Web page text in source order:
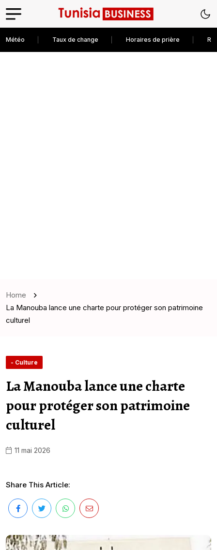
Météo Taux de change Horaires de prière
Home
La Manouba lance une charte pour protéger son patrimoine
culturel
- Culture
La Manouba lance une charte
pour protéger son patrimoine
culturel
11 mai 2026
Share This Article: